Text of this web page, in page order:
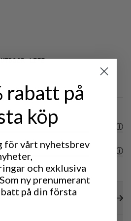
LIFE
rabatt på
köp
för vårt nyhetsbrev
och exklusiva
ny prenumerant
på din första